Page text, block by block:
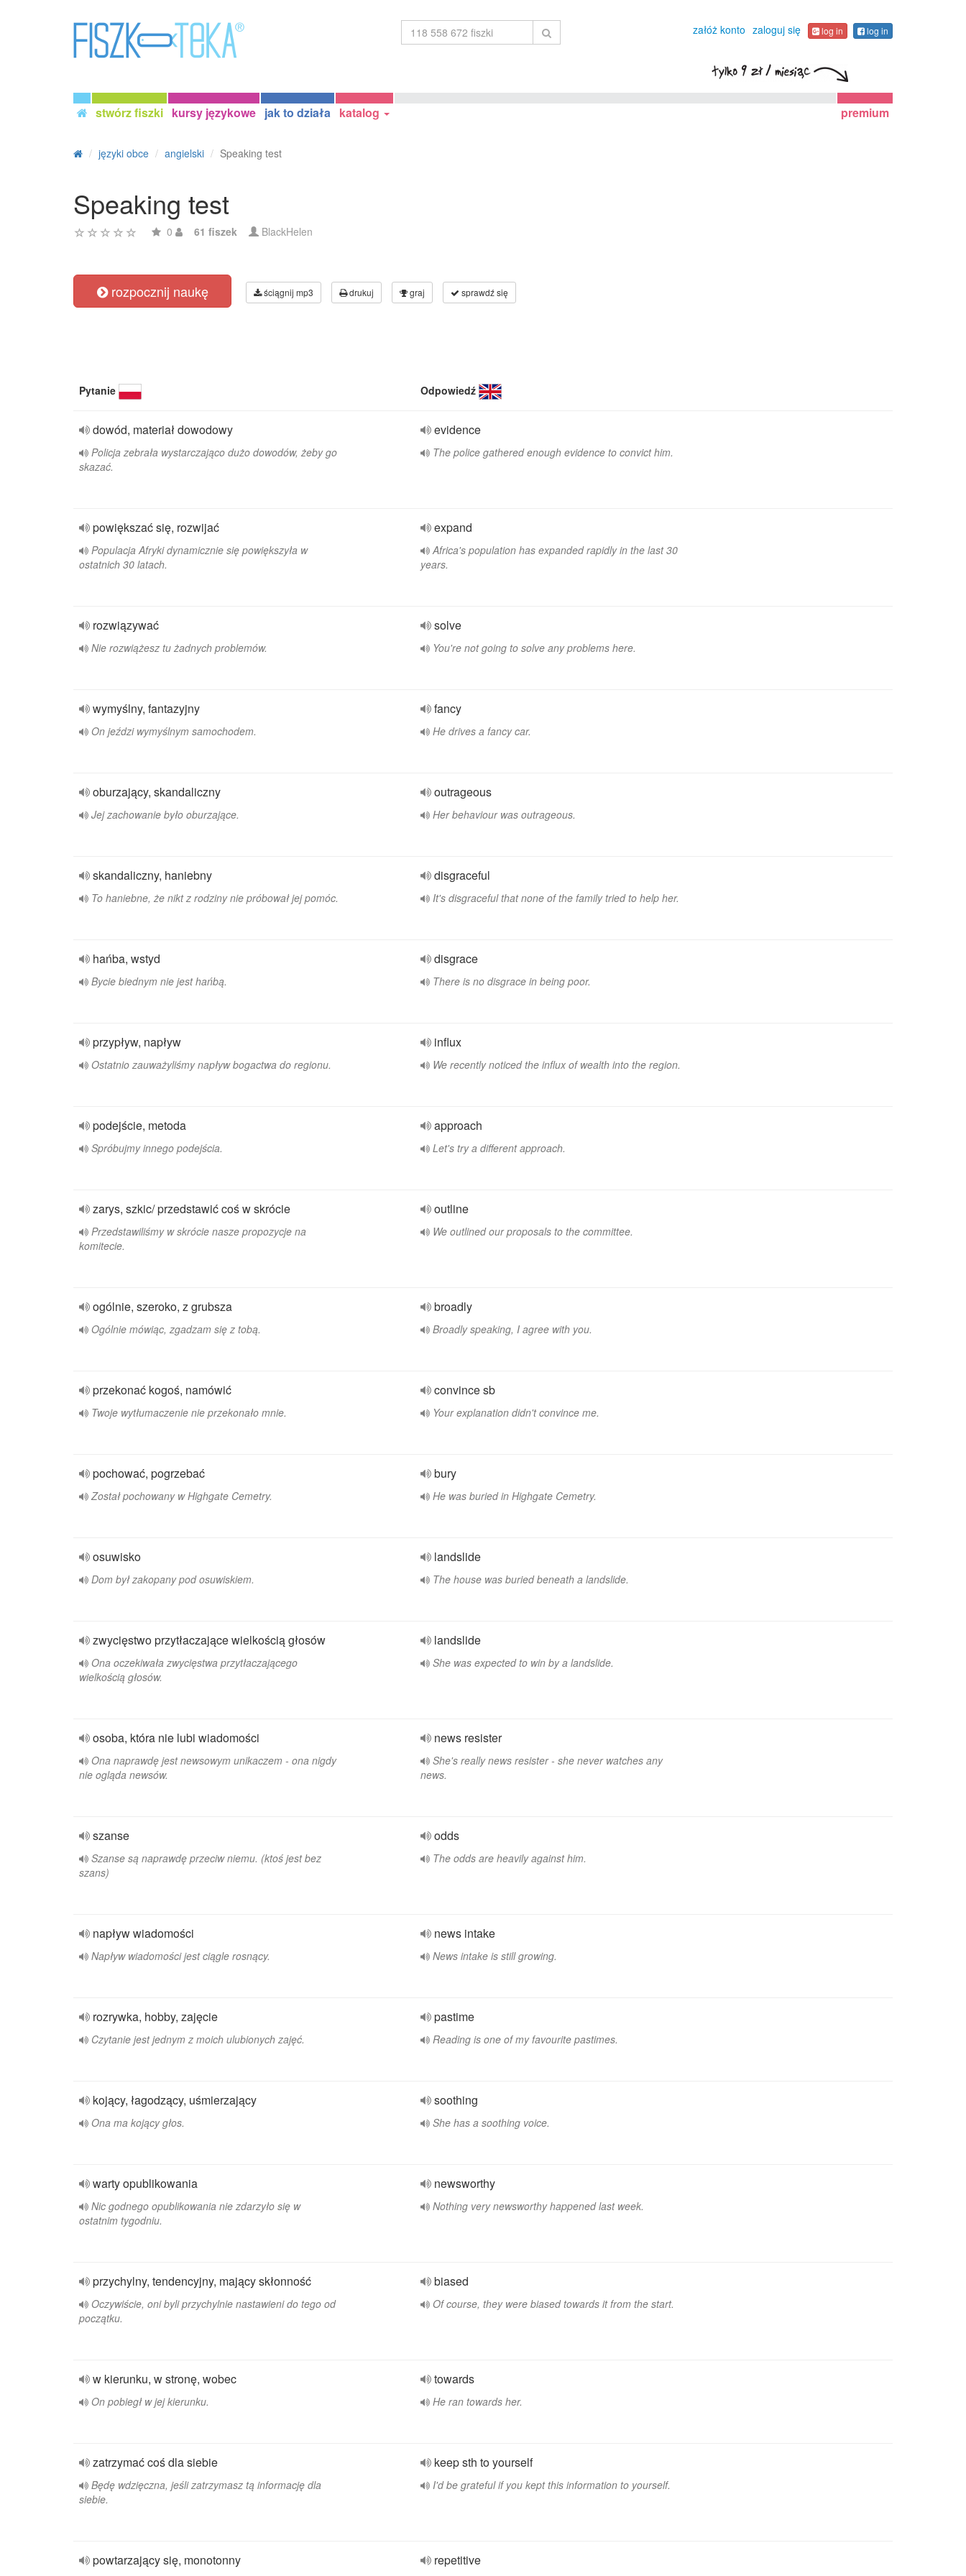
załóż konto zaloguj się log in log in
stwórz fiszki kursy językowe jak to działa katalog premium
języki obce angielski Speaking test
Speaking test
0 61 fiszek BlackHelen
rozpocznij naukę ściągnij mp3 drukuj graj sprawdź się
Pytanie Odpowiedź
dowód, materiał dowodowy
Policja zebrała wystarczająco dużo dowodów, żeby go
skazać.
evidence
The police gathered enough evidence to convict him.
powiększać się, rozwijać
Populacja Afryki dynamicznie się powiększyła w
ostatnich 30 latach.
expand
Africa's population has expanded rapidly in the last 30
years.
rozwiązywać
Nie rozwiążesz tu żadnych problemów.
solve
You're not going to solve any problems here.
wymyślny, fantazyjny
On jeździ wymyślnym samochodem.
fancy
He drives a fancy car.
oburzający, skandaliczny
Jej zachowanie było oburzające.
outrageous
Her behaviour was outrageous.
skandaliczny, haniebny
To haniebne, że nikt z rodziny nie próbował jej pomóc.
disgraceful
It's disgraceful that none of the family tried to help her.
hańba, wstyd
Bycie biednym nie jest hańbą.
disgrace
There is no disgrace in being poor.
przypływ, napływ
Ostatnio zauważyliśmy napływ bogactwa do regionu.
influx
We recently noticed the influx of wealth into the region.
podejście, metoda
Spróbujmy innego podejścia.
approach
Let's try a different approach.
zarys, szkic/ przedstawić coś w skrócie
Przedstawiliśmy w skrócie nasze propozycje na
komitecie.
outline
We outlined our proposals to the committee.
ogólnie, szeroko, z grubsza
Ogólnie mówiąc, zgadzam się z tobą.
broadly
Broadly speaking, I agree with you.
przekonać kogoś, namówić
Twoje wytłumaczenie nie przekonało mnie.
convince sb
Your explanation didn't convince me.
pochować, pogrzebać
Został pochowany w Highgate Cemetry.
bury
He was buried in Highgate Cemetry.
osuwisko
Dom był zakopany pod osuwiskiem.
landslide
The house was buried beneath a landslide.
zwycięstwo przytłaczające wielkością głosów
Ona oczekiwała zwycięstwa przytłaczającego
wielkością głosów.
landslide
She was expected to win by a landslide.
osoba, która nie lubi wiadomości
Ona naprawdę jest newsowym unikaczem - ona nigdy
nie ogląda newsów.
news resister
She's really news resister - she never watches any
news.
szanse
Szanse są naprawdę przeciw niemu. (ktoś jest bez
szans)
odds
The odds are heavily against him.
napływ wiadomości
Napływ wiadomości jest ciągle rosnący.
news intake
News intake is still growing.
rozrywka, hobby, zajęcie
Czytanie jest jednym z moich ulubionych zajęć.
pastime
Reading is one of my favourite pastimes.
kojący, łagodzący, uśmierzający
Ona ma kojący głos.
soothing
She has a soothing voice.
warty opublikowania
Nic godnego opublikowania nie zdarzyło się w
ostatnim tygodniu.
newsworthy
Nothing very newsworthy happened last week.
przychylny, tendencyjny, mający skłonność
Oczywiście, oni byli przychylnie nastawieni do tego od
początku.
biased
Of course, they were biased towards it from the start.
w kierunku, w stronę, wobec
On pobiegł w jej kierunku.
towards
He ran towards her.
zatrzymać coś dla siebie
Będę wdzięczna, jeśli zatrzymasz tą informację dla
siebie.
keep sth to yourself
I'd be grateful if you kept this information to yourself.
powtarzający się, monotonny repetitive